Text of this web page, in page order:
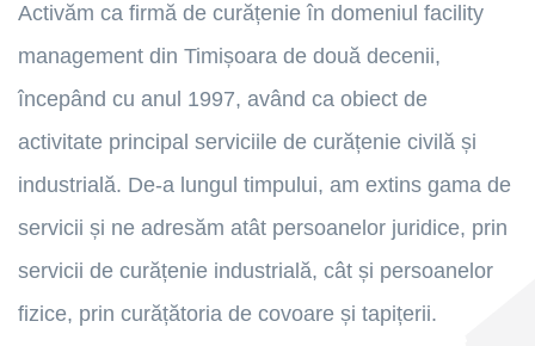
Activăm ca firmă de curățenie în domeniul facility
management din Timișoara de două decenii,
începând cu anul 1997, având ca obiect de
activitate principal serviciile de curățenie civilă și
industrială. De-a lungul timpului, am extins gama de
servicii și ne adresăm atât persoanelor juridice, prin
servicii de curățenie industrială, cât și persoanelor
fizice, prin curățătoria de covoare și tapițerii.